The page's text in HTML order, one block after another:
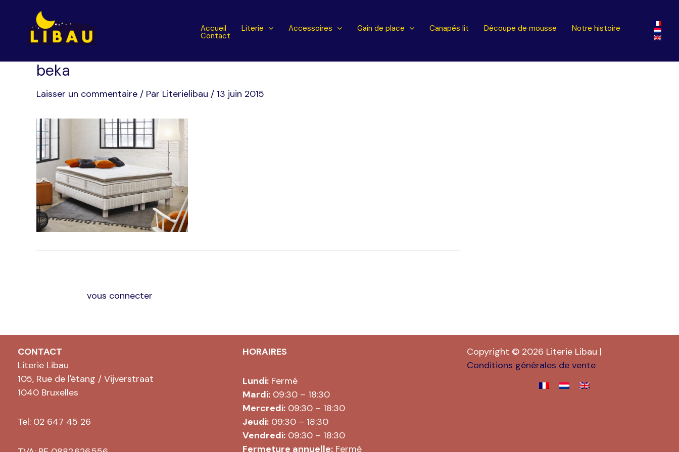
contenu
Accueil Literie Accessoires Gain de place Canapés lit Découpe de mousse Notre histoire
Contact
beka
Laisser un commentaire / Par Literielibau / 13 juin 2015
vous connecter
CONTACT
Literie Libau
105, Rue de l'étang / Vijverstraat
1040 Bruxelles
Tel: 02 647 45 26
HORAIRES
Lundi: Fermé
Mardi: 09:30 – 18:30
Mercredi: 09:30 – 18:30
Jeudi: 09:30 – 18:30
Vendredi: 09:30 – 18:30
Fermeture annuelle: Fermé
Copyright © 2026 Literie Libau |
Conditions générales de vente